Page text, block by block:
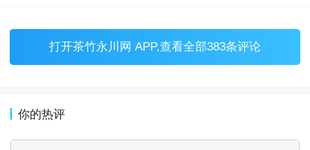
打开茶竹永川网 APP,查看全部383条评论
你的热评